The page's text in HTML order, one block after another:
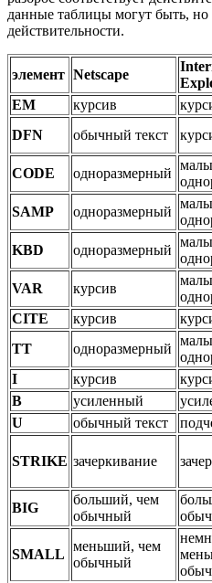
данные таблицы могут быть, но
действительности.
элемент Netscape
EM
курсив
DFN
обычный текст
CODE
одноразмерный
SAMP
одноразмерный
KBD
одноразмерный
VAR
курсив
CITE
курсив
TT
одноразмерный
I
курсив
B
усиленный
U
обычный текст
STRIKE зачеркивание
BIG
больший, чем
обычный
SMALL
меньший, чем
обычный